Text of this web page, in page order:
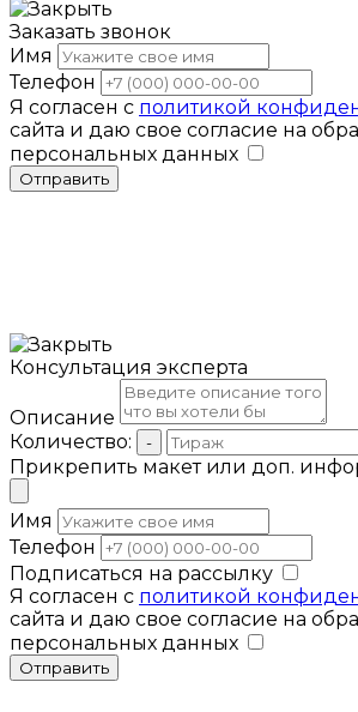
Заказать звонок
Имя
Телефон
Я согласен с политикой
сайта и даю свое согласие на
персональных данных
Отправить
Консультация эксперта
Описание
Количество:
-
Прикрепить макет или доп.
Имя
Телефон
Подписаться на рассылку
Я согласен с политикой
сайта и даю свое согласие на
персональных данных
Отправить